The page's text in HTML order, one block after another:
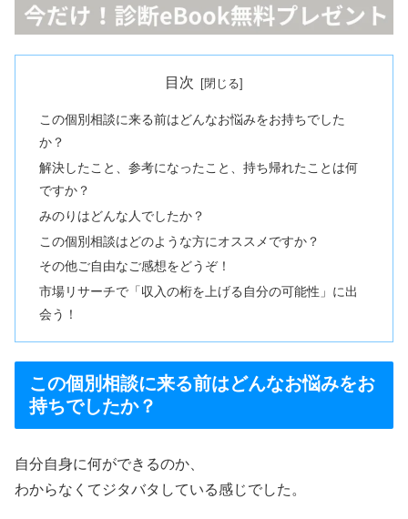
目次
この個別相談に来る前はどんなお悩みをお持ちでした
か？
解決したこと、参考になったこと、持ち帰れたことは何
ですか？
みのりはどんな人でしたか？
この個別相談はどのような方にオススメですか？
その他ご自由なご感想をどうぞ！
市場リサーチで「収入の桁を上げる自分の可能性」に出
会う！
この個別相談に来る前はどんなお悩みをお
持ちでしたか？
自分自身に何ができるのか、
わからなくてジタバタしている感じでした。